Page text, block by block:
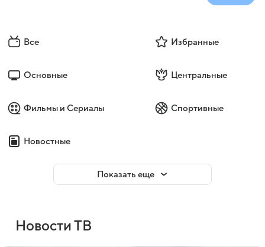
Все Избранные
Основные Центральные
Фильмы и Сериалы Спортивные
Новостные
Показать еще
Новости ТВ